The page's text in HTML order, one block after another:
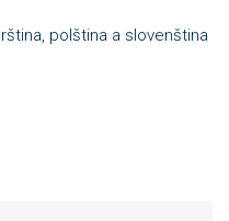
polština a slovenština